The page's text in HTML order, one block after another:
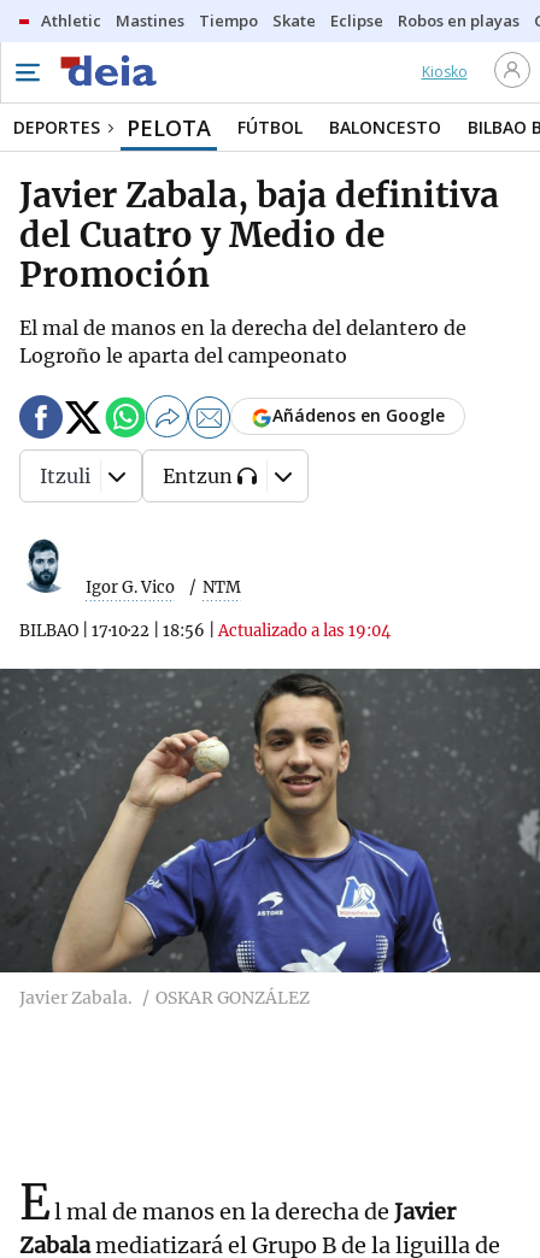
Athletic Mastines Tiempo Skate Eclipse Robos en playas
Kiosko
DEPORTES PELOTA FÚTBOL BALONCESTO BILBAO
Javier Zabala, baja definitiva
del Cuatro y Medio de
Promoción
El mal de manos en la derecha del delantero de
Logroño le aparta del campeonato
Igor G. Vico NTM
BILBAO 17·10·22 18:56 |Actualizado a las 19:04
Añádenos en Google
Itzuli Entzun
Javier Zabala. OSKAR GONZÁLEZ
El mal de manos en la derecha de Javier
Zabalamediatizará el Grupo B de la liguilla de